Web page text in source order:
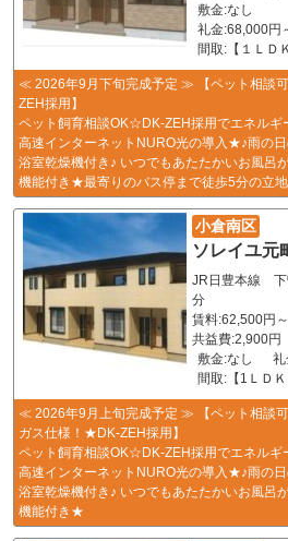
敷金:なし
礼金:68,000円
間取:【１ＬＤ
≪ 2026年9月下旬完成予定 ≫ 【ペット相談
ZEH採用】
ペット飼育相談OK☆DK-ZEH採用でエネルギ
高速インターネットNURO光の導入★♪雨の
浴室乾燥機付き♪ いつでもあたたかいお風呂
機能付き★最寄りのバス停まで徒歩5分の立地
小倉南区
ソレイユ
JR日豊本線
分
賃料:62,500円～
共益費:2,900円
敷金:なし
礼
間取:【1ＬＤＫ
≪ 2026年9月上旬完成予定 ≫ 【ペット相談
ガス仕様！★DK-ZEH採用】
ペット飼育相談OK☆DK-ZEH採用でエネルギ
高速インターネットNURO光の導入★♪雨の
浴室乾燥機付き♪ いつでもあたたかいお風呂
機能付き★